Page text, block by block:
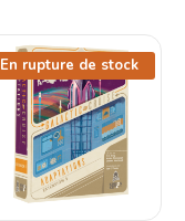
En rupture de stock